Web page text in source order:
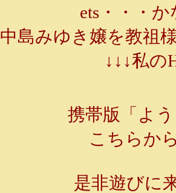
ets・・・
中島みゆき嬢を教祖
↓↓↓私の
携帯版「よ
こちらか
是非遊びに